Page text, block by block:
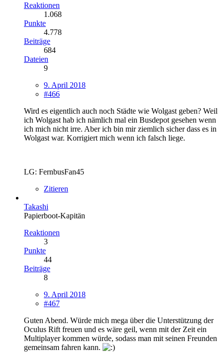
Reaktionen
1.068
Punkte
4.778
Beiträge
684
Dateien
9
9. April 2018
#466
Wird es eigentlich auch noch Städte wie Wolgast geben? Weil
ich Wolgast hab ich nämlich mal ein Busdepot gesehen wenn
ich mich nicht irre. Aber ich bin mir ziemlich sicher dass es in
Wolgast war. Korrigiert mich wenn ich falsch liege.
LG: FernbusFan45
Zitieren
Takashi
Papierboot-Kapitän
Reaktionen
3
Punkte
44
Beiträge
8
9. April 2018
#467
Guten Abend. Würde mich mega über die Unterstützung der
Oculus Rift freuen und es wäre geil, wenn mit der Zeit ein
Multiplayer kommen würde, sodass man mit seinen Freunden
gemeinsam fahren kann.